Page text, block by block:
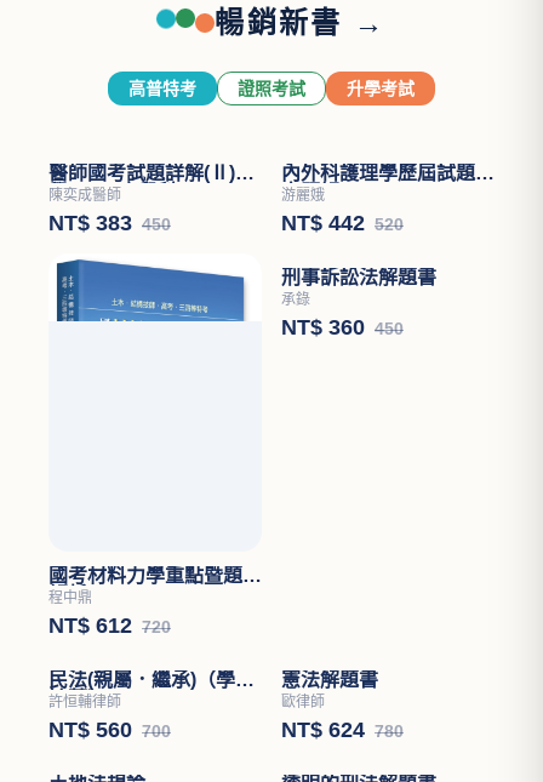
暢銷新書 →
高普特考 證照考試 升學考試
醫師國考試題詳解(Ⅱ)醫
學(四)－小兒科
陳奕成醫師
NT$ 383 450
內外科護理學歷屆試題分
章題解
游麗娥
NT$ 442 520
國考材料力學重點暨題型
解析
程中鼎
NT$ 612 720
憲法解題書
歐律師
NT$ 624 780